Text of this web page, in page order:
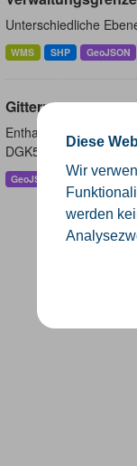
Diese
Wir
werden
Unterschiedliche
WMS SHP GeoJSON
Gitternetze
Enthalten sind die
DGK5 Höhenfolie -
GeoJSON SHP WMS